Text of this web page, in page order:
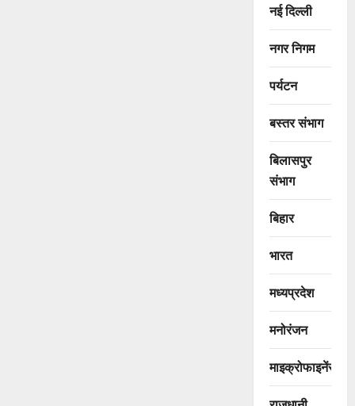
नई दिल्ली
नगर निगम
पर्यटन
बस्तर संभाग
बिलासपुर
संभाग
बिहार
भारत
मध्यप्रदेश
मनोरंजन
माइक्रोफाइनेंस